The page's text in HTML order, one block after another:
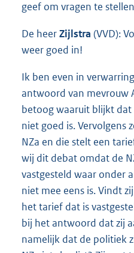
geef om vragen te
De heerZijlstra (VVD):
weer goed in!
Ik ben even in
antwoord van mevrouw
betoog waaruit blijkt
niet goed is. Vervolgens
NZa en die stelt een
wij dit debat omdat de
vastgesteld waar onder
niet mee eens is. Vindt
het tarief dat is
bij het antwoord dat zij
namelijk dat de politiek